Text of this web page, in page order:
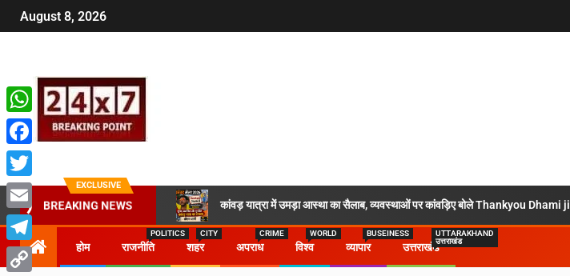
August 8, 2026
EXCLUSIVE
BREAKING NEWS कांवड़ यात्रा में उमड़ा आस्था का सैलाब, व्यवस्थाओं पर कांवड़िए बोले Thankyou Dhami ji
होम राजनीति
POLITICS
शहर
CITY
अपराध
CRIME
विश्व
WORLD
व्यापार
BUSEINESS
उत्तराखंड
UTTARAKHAND
उत्तराखंड
WhatsApp
Facebook
Twitter
Email
Telegram